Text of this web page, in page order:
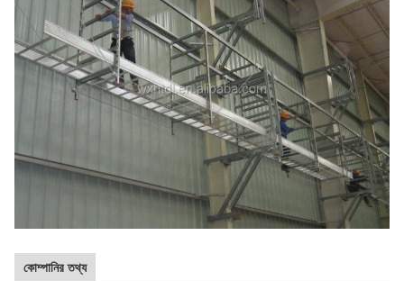
কোম্পানির তথ্য